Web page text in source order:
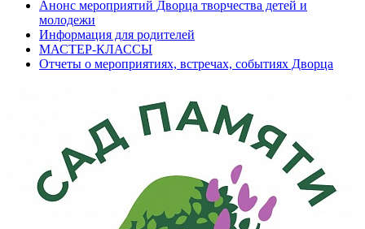
Анонс мероприятий Дворца творчества детей и
молодежи
Информация для родителей
МАСТЕР-КЛАССЫ
Отчеты о мероприятиях, встречах, событиях Дворца